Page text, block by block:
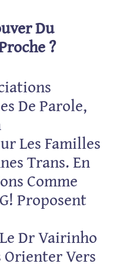
Du
?
De Parole,
Les Familles
Trans. En
Comme
Proposent
Dr Vairinho
Orienter Vers